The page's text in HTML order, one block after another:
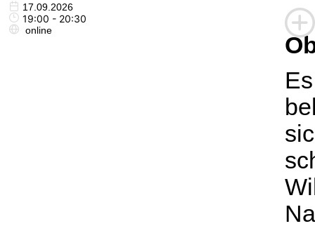
17.09.2026
19:00 - 20:30
online